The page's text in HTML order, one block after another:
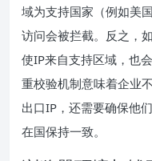
域为支持国家（例如美
访问会被拦截。反之，
使IP来自支持区域，也
重校验机制意味着企业
出口IP，还需要确保他
在国保持一致。